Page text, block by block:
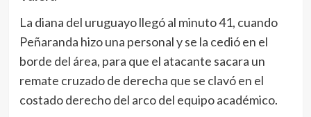
La diana del uruguayo llegó al minuto 41, cuando
Peñaranda hizo una personal y se la cedió en el
borde del área, para que el atacante sacara un
remate cruzado de derecha que se clavó en el
costado derecho del arco del equipo académico.